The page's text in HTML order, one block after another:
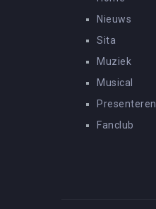
Nieuws
Sita
Muziek
Musical
Presenteren
Fanclub